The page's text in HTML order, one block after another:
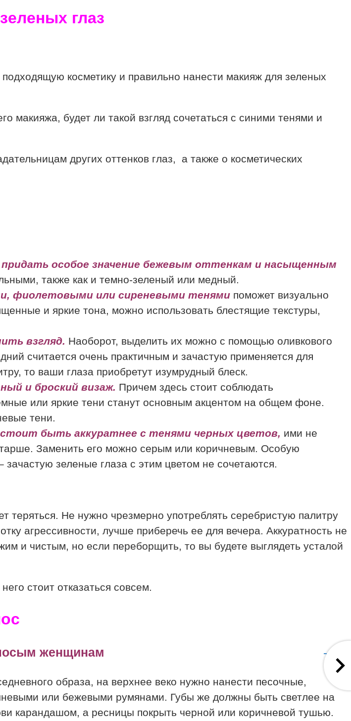
косметику и правильно нанести макияж для зеленых
макияжа, будет ли такой взгляд сочетаться с синими тенями и
других оттенков глаз, а также о косметических
особое значение бежевым оттенкам и насыщенным
также как и темно-зеленый или медный.
фиолетовыми или сиреневыми тенями поможет визуально
и яркие тона, можно использовать блестящие текстуры,
взгляд. Наоборот, выделить их можно с помощью оливкового
считается очень практичным и зачастую применяется для
то ваши глаза приобретут изумрудный блеск.
и броский визаж. Причем здесь стоит соблюдать
или яркие тени станут основным акцентом на общем фоне.
тени.
быть аккуратнее с тенями черных цветов, ими не
Заменить его можно серым или коричневым. Особую
зеленые глаза с этим цветом не сочетаются.
теряться. Не нужно чрезмерно употреблять серебристую палитру
агрессивности, лучше приберечь ее для вечера. Аккуратность не
и чистым, но если переборщить, то вы будете выглядеть усталой
стоит отказаться совсем.
женщинам
образа, на верхнее веко нужно нанести песочные,
или бежевыми румянами. Губы же должны быть светлее на
карандашом, а ресницы покрыть черной или коричневой тушью.